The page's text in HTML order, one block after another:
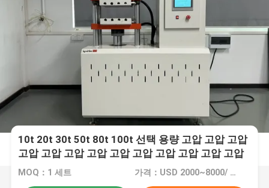
10t 20t 30t 50t 80t 100t 선택 용량 고압 고압 고압
고압 고압 고압 고압 고압 고압 고압 고압 고압 고압
고압 고압 고압 고압 고압 고압 고압 고압 고압 고압
MOQ：1 세트 가격：USD 2000~8000/ per set